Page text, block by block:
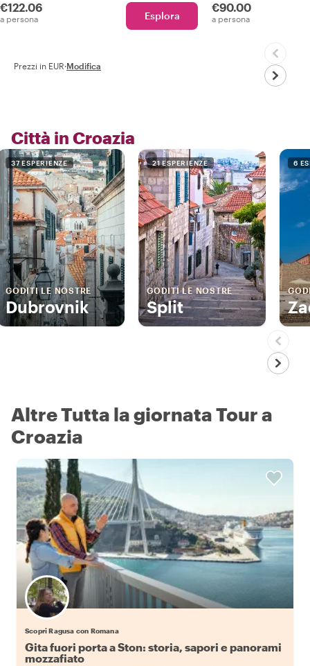
€122.06
a persona Esplora
€90.00
a persona
Prezzi in EUR·Modifica
Città in Croazia
37 ESPERIENZE
GODITI LE NOSTRE
Dubrovnik
21 ESPERIENZE
GODITI LE NOSTRE
Split
6
Altre Tutta la giornata Tour a
Croazia
Scopri Ragusa con Romana
Gita fuori porta a Ston: storia, sapori e panorami
mozzafiato